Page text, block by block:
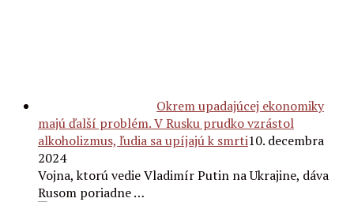
Okrem upadajúcej ekonomiky
majú ďalší problém. V Rusku prudko vzrástol
alkoholizmus, ľudia sa upíjajú k smrti10. decembra
2024
Vojna, ktorú vedie Vladimír Putin na Ukrajine, dáva
Rusom poriadne …